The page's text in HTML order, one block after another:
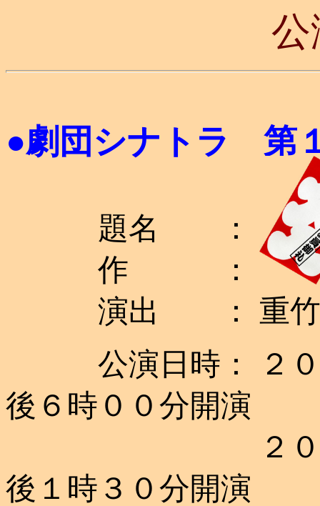
公
●劇団シナトラ 第
題名 ： 『連
作 ： 井上
演出 ： 重竹
公演日時： ２０
後６時００分開演
２０１９年
後１時３０分開演